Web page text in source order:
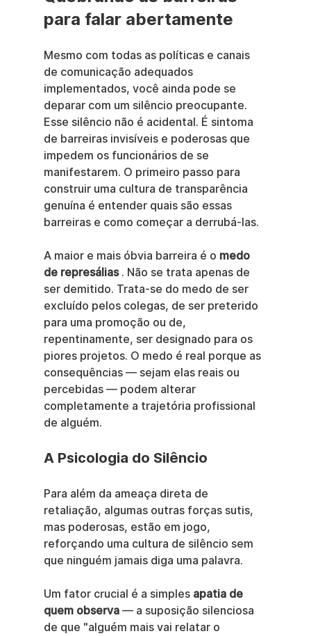
para falar abertamente
Mesmo com todas as políticas e canais
de comunicação adequados
implementados, você ainda pode se
deparar com um silêncio preocupante.
Esse silêncio não é acidental. É sintoma
de barreiras invisíveis e poderosas que
impedem os funcionários de se
manifestarem. O primeiro passo para
construir uma cultura de transparência
genuína é entender quais são essas
barreiras e como começar a derrubá-las.
A maior e mais óbvia barreira é o medo
de represálias . Não se trata apenas de
ser demitido. Trata-se do medo de ser
excluído pelos colegas, de ser preterido
para uma promoção ou de,
repentinamente, ser designado para os
piores projetos. O medo é real porque as
consequências — sejam elas reais ou
percebidas — podem alterar
completamente a trajetória profissional
de alguém.
A Psicologia do Silêncio
Para além da ameaça direta de
retaliação, algumas outras forças sutis,
mas poderosas, estão em jogo,
reforçando uma cultura de silêncio sem
que ninguém jamais diga uma palavra.
Um fator crucial é a simples apatia de
quem observa — a suposição silenciosa
de que "alguém mais vai relatar o